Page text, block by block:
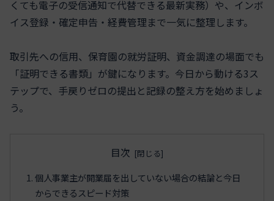
くても電子の受信通知で代替できる最新実務）や、インボ
イス登録・確定申告・経費管理まで一気に整理します。
取引先への信用、保育園の就労証明、資金調達の場面でも
「証明できる書類」が鍵になります。今日から動ける3ス
テップで、手戻りゼロの提出と記録の整え方を始めましょ
う。
目次
個人事業主が開業届を出していない場合の結論と今日
からできるスピード対策